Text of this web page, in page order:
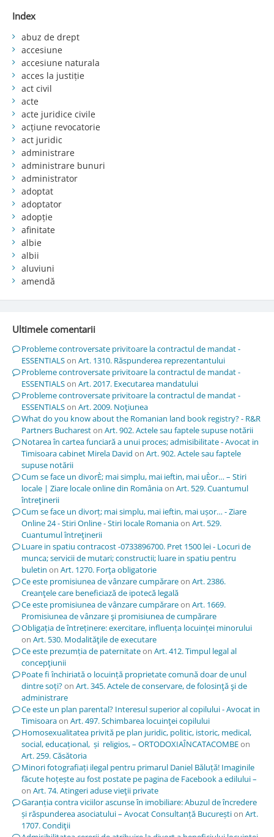
Index
abuz de drept
accesiune
accesiune naturala
acces la justiție
act civil
acte
acte juridice civile
acțiune revocatorie
act juridic
administrare
administrare bunuri
administrator
adoptat
adoptator
adopție
afinitate
albie
albii
aluviuni
amendă
Ultimele comentarii
Probleme controversate privitoare la contractul de mandat -
ESSENTIALSon Art. 1310. Răspunderea reprezentantului
Probleme controversate privitoare la contractul de mandat -
ESSENTIALSon Art. 2017. Executarea mandatului
Probleme controversate privitoare la contractul de mandat -
ESSENTIALSon Art. 2009. Noţiunea
What do you know about the Romanian land book registry? - R&R
Partners Buchareston Art. 902. Actele sau faptele supuse notării
Notarea în cartea funciară a unui proces; admisibilitate - Avocat in
Timisoara cabinet Mirela David on Art. 902. Actele sau faptele
supuse notării
Cum se face un divorÈ; mai simplu, mai ieftin, mai uÈor… – Stiri
locale | Ziare locale online din Româniaon Art. 529. Cuantumul
întreţinerii
Cum se face un divorț; mai simplu, mai ieftin, mai ușor… - Ziare
Online 24 - Stiri Online - Stiri locale Romaniaon Art. 529.
Cuantumul întreţinerii
Luare in spatiu contracost -0733896700. Pret 1500 lei - Locuri de
munca; servicii de mutari; constructii; luare in spatiu pentru
buletin on Art. 1270. Forţa obligatorie
Ce este promisiunea de vânzare cumpărareon Art. 2386.
Creanţele care beneficiază de ipotecă legală
Ce este promisiunea de vânzare cumpărareon Art. 1669.
Promisiunea de vânzare şi promisiunea de cumpărare
Obligația de întreținere: exercitare, influența locuinței minorului
on Art. 530. Modalităţile de executare
Ce este prezumția de paternitateon Art. 412. Timpul legal al
concepţiunii
Poate fi închiriată o locuință proprietate comună doar de unul
dintre soți?on Art. 345. Actele de conservare, de folosinţă şi de
administrare
Ce este un plan parental? Interesul superior al copilului - Avocat in
Timisoaraon Art. 497. Schimbarea locuinţei copilului
Homosexualitatea privită pe plan juridic, politic, istoric, medical,
social, educațional, și religios, – ORTODOXIAÎNCATACOMBEon
Art. 259. Căsătoria
Minori fotografiați ilegal pentru primarul Daniel Băluță! Imaginile
făcute hoțește au fost postate pe pagina de Facebook a edilului –
on Art. 74. Atingeri aduse vieţii private
Garanția contra viciilor ascunse în imobiliare: Abuzul de încredere
și răspunderea asociatului – Avocat Consultanță Bucureștion Art.
1707. Condiţii